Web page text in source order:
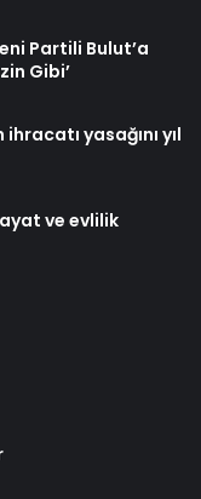
Partili Bulut’a
Gibi’
yasağını yıl
ve evlilik